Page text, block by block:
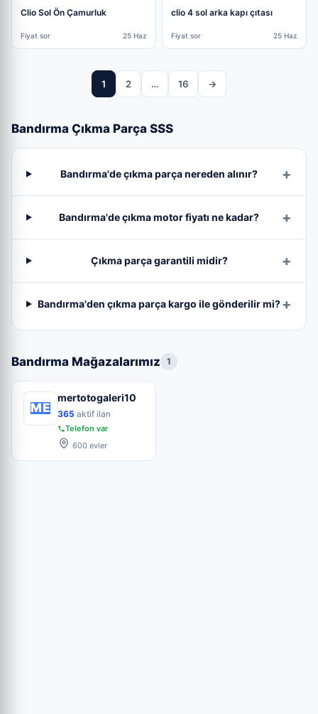
Clio Sol Ön Çamurluk
Fiyat sor 25 Haz
clio 4 sol arka kapı çıtası
Fiyat sor 25 Haz
1 2 … 16 →
Bandırma Çıkma Parça SSS
Bandırma'de çıkma parça nereden alınır?
Bandırma'de çıkma motor fiyatı ne kadar?
Çıkma parça garantili midir?
Bandırma'den çıkma parça kargo ile gönderilir mi?
Bandırma Mağazalarımız 1
ME
mertotogaleri10
365 aktif ilan
Telefon var
600 evler